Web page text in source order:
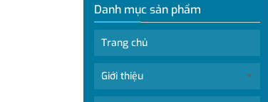
Danh mục sản phẩm
Trang chủ
Giới thiệu